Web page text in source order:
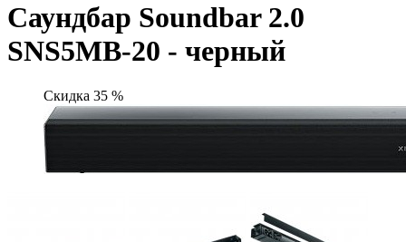
Саундбар Soundbar 2.0
SNS5MB-20 - черный
Скидка 35 %